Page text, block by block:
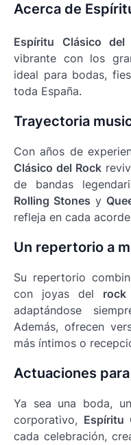
Acerca de
Espíritu Clásico del
vibrante con los
ideal para bodas,
toda España.
Trayectoria
Con años de
Clásico del Rock
de bandas
Rolling Stones y
refleja en cada
Un repertorio a
Su repertorio
con joyas del
adaptándose
Además, ofrecen
más íntimos o
Actuaciones
Ya sea una boda,
corporativo, Espíritu
cada celebración,